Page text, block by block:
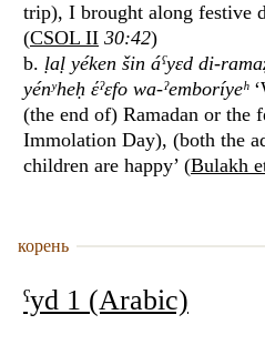
trip), I brought along festive
(CSOL II 30:42)
b. ḷaḷ yéken šin áˁyɛd di-
yénʸheḥ έˀɛfo wa-ˀemboríyeʰ
(the end of) Ramadan or the
Immolation Day), (both the
children are happy’ (Bulakh
корень
ˁyd 1 (Arabic)